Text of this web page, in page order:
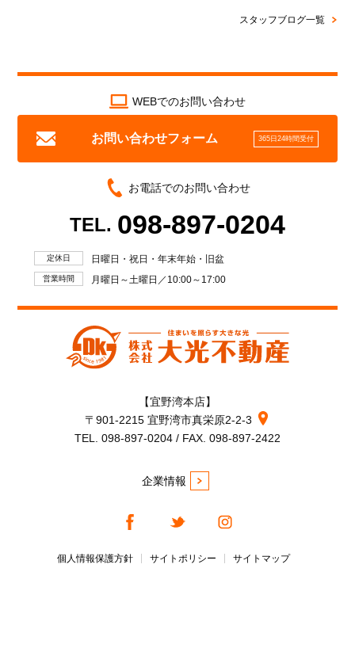
スタッフブログ一覧
WEBでのお問い合わせ
お問い合わせフォーム 365日24時間受付
お電話でのお問い合わせ
TEL. 098-897-0204
定休日 日曜日・祝日・年末年始・旧盆
営業時間 月曜日～土曜日／10:00～17:00
【宜野湾本店】
〒901-2215 宜野湾市真栄原2-2-3
TEL. 098-897-0204 / FAX. 098-897-2422
企業情報
個人情報保護方針 サイトポリシー サイトマップ